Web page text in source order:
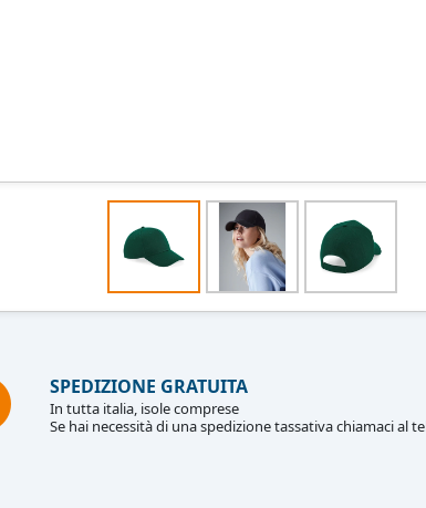
SPEDIZIONE GRATUITA
In tutta italia, isole comprese
Se hai necessità di una spedizione tassativa chiamaci al